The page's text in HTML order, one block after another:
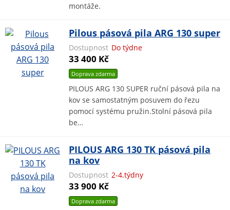
montáže.
Pilous pásová pila ARG 130 super
Dostupnost Do týdne
33 400 Kč
Doprava zdarma
PILOUS ARG 130 SUPER ruční pásová pila na
kov se samostatným posuvem do řezu
pomocí systému pružin.Stolní pásová pila
be…
PILOUS ARG 130 TK pásová pila
na kov
Dostupnost 2-4.týdny
33 900 Kč
Doprava zdarma